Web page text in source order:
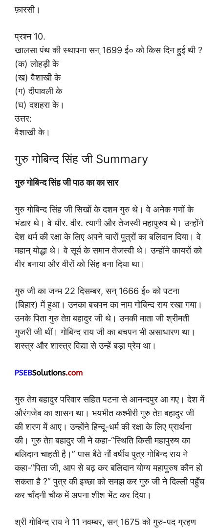
फ़ारसी।
प्रश्न 10.
खालसा पंथ की स्थापना सन् 1699 ई० को किस दिन हुई थी ?
(क) लोहड़ी के
(ख) वैशाखी के
(ग) दीपावली के
(घ) दशहरा के।
उत्तर:
वैशाखी के।
गुरु गोबिन्द सिंह जी Summary
गुरु गोबिन्द सिंह जी पाठ का का सार
गुरु गोबिन्द सिंह जी सिखों के दशम गुरु थे। वे अनेक गणों के
भंडार थे। वे धीर. वीर. त्यागी और तेजस्वी महापुरुष थे। उन्होंने
देश धर्म की रक्षा के लिए अपने चारों पुत्रों का बलिदान दिया। वे
महान् योद्धा थे। वे सूर्य के समान तेजस्वी थे। उन्होंने कायरों को
वीर बनाया और वीरों को सिंह बना दिया था।
गुरु जी का जन्म 22 दिसम्बर, सन् 1666 ई० को पटना
(बिहार) में हुआ। उनका बचपन का नाम गोबिन्द राय रखा गया।
उनके पिता गुरु तेग़ बहादुर जी थे। उनकी माता जी श्रीमती
गुजरी जी थीं। गोबिन्द राय जी का बचपन भी असाधारण था।
शस्त्र और शास्त्र विद्या से उन्हें बड़ा प्रेम था।
गुरु तेग़ बहादुर परिवार सहित पटना से आनन्दपुर आ गए। देश में
औरंगजेब का शासन था। भयभीत कश्मीरी गुरु तेग़ बहादुर जी
की शरण में आए। उन्होंने हिन्दू-धर्म की रक्षा के लिए प्रार्थना
की। गुरु तेग़ बहादुर जी ने कहा-“स्थिति किसी महापुरुष का
बलिदान चाहती है।” पास बैठे नौं वर्षीय पुत्र गोबिन्द राय ने
कहा-“पिता जी, आप से बढ़ कर बलिदान योग्य महापुरुष कौन हो
सकता है ?” पुत्र की इच्छा को समझ कर गुरु जी ने दिल्ली पहुँच
कर चाँदनी चौक में अपना शीश भेंट कर दिया।
श्री गोबिन्द राय ने 11 नवम्बर, सन् 1675 को गुरु-पद ग्रहण